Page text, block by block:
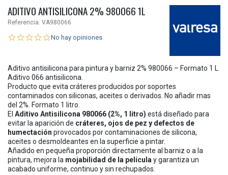
ADITIVO ANTISILICONA 2% 980066 1L
Referencia: VA980066
No hay opiniones
Aditivo antisilicona para pintura y barniz 2% 980066 – Formato 1 L
Aditivo 066 antisilicona.
Producto que evita cráteres producidos por soportes
contaminados con siliconas, aceites o derivados. No añadir mas
del 2%. Formato 1 litro.
El Aditivo Antisilicona 980066 (2%, 1 litro) está diseñado para
evitar la aparición de cráteres, ojos de pez y defectos de
humectación provocados por contaminaciones de silicona,
aceites o desmoldeantes en la superficie a pintar.
Añadido en pequeña proporción directamente al barniz o a la
pintura, mejora la mojabilidad de la película y garantiza un
acabado uniforme, continuo y sin rechupados.